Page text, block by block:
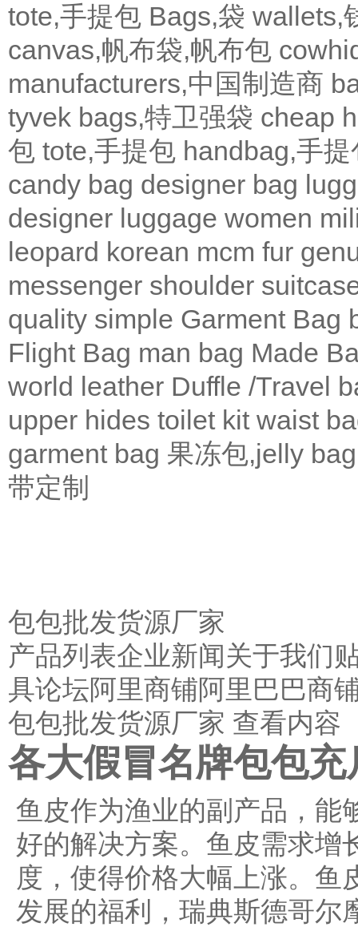
tote,手提包 Bags,袋 wallets,
canvas,帆布袋,帆布包
manufacturers,中国制造商
tyvek bags,特卫强袋 cheap
包 tote,手提包 handbag,手提
candy bag designer bag
designer luggage women
leopard korean mcm fur
messenger shoulder
quality simple Garment Bag
Flight Bag man bag Made
world leather Duffle /Travel
upper hides toilet kit waist
garment bag 果冻包,jelly bag
带定制
包包批发货源厂家
产品列表企业新闻关于我们
具论坛阿里商铺阿里巴巴商
包包批发货源厂家 查看内容
各大假冒名牌包包
鱼皮作为渔业的副产品，能
好的解决方案。鱼皮需求增
度，使得价格大幅上涨。鱼
发展的福利，瑞典斯德哥尔